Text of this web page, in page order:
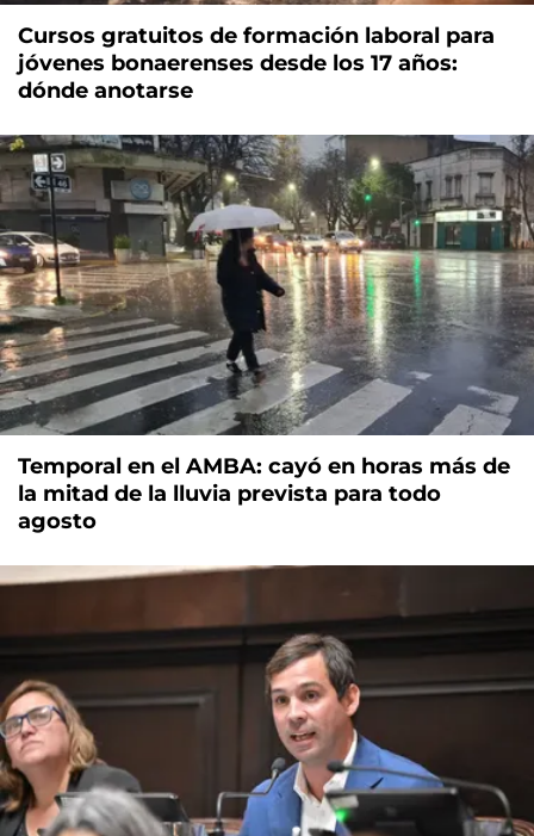
Cursos gratuitos de formación laboral para
jóvenes bonaerenses desde los 17 años:
dónde anotarse
Temporal en el AMBA: cayó en horas más de
la mitad de la lluvia prevista para todo
agosto